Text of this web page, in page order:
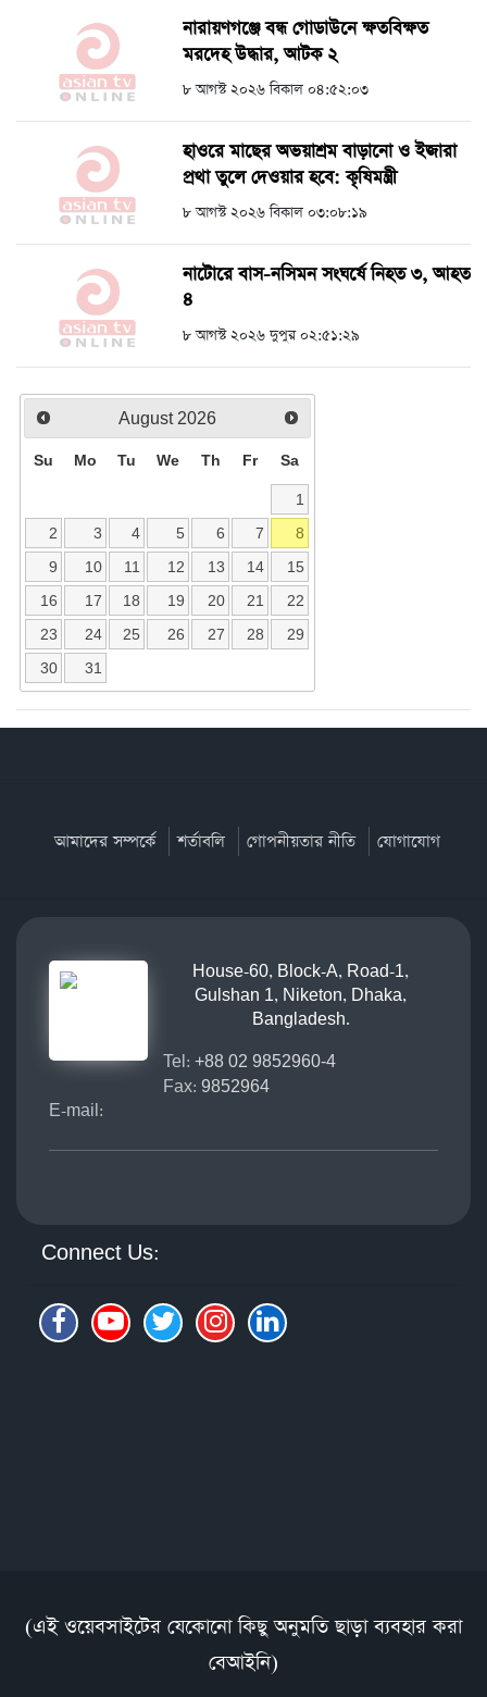
নারায়ণগঞ্জে বন্ধ গোডাউনে ক্ষতবিক্ষত
মরদেহ উদ্ধার, আটক ২
৮ আগস্ট ২০২৬ বিকাল ০৪:৫২:০৩
হাওরে মাছের অভয়াশ্রম বাড়ানো ও ইজারা
প্রথা তুলে দেওয়ার হবে: কৃষিমন্ত্রী
৮ আগস্ট ২০২৬ বিকাল ০৩:০৮:১৯
নাটোরে বাস-নসিমন সংঘর্ষে নিহত ৩, আহত
৪
৮ আগস্ট ২০২৬ দুপুর ০২:৫১:২৯
August 2026
Su Mo Tu We Th Fr Sa
1
2
3 4 5 6 7
8
9
10 11 12 13 14
15
16
17 18 19 20 21
22
23
24 25 26 27 28
29
30
31
আমাদের সম্পর্কে শর্তাবলি গোপনীয়তার নীতি যোগাযোগ
House-60, Block-A, Road-1,
Gulshan 1, Niketon, Dhaka,
Bangladesh.
Tel: +88 02 9852960-4
Fax: 9852964
E-mail:
Connect Us:
(এই ওয়েবসাইটের যেকোনো কিছু অনুমতি ছাড়া ব্যবহার করা
বেআইনি)